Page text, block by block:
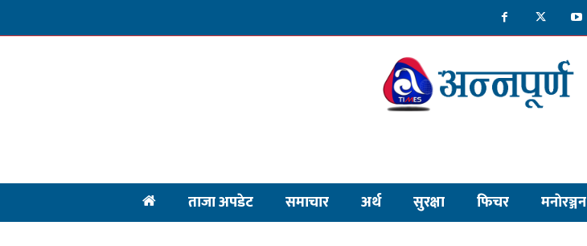
ताजा अपडेट समाचार अर्थ सुरक्षा फिचर मनाेरञ्जन